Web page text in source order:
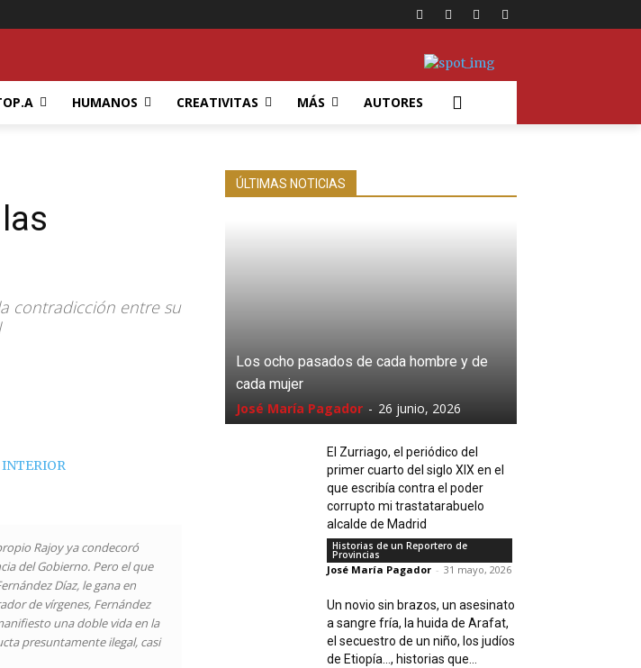
HUMANOS CREATIVITAS MÁS AUTORES
contradicción entre su
Rajoy ya condecoró
del Gobierno. Pero el que
Díaz, le gana en
de vírgenes, Fernández
una doble vida en la
presuntamente ilegal, casi
ÚLTIMAS NOTICIAS
Los ocho pasados de cada hombre y de
cada mujer
José María Pagador - 26 junio, 2026
El Zurriago, el periódico del
primer cuarto del siglo XIX en el
que escribía contra el poder
corrupto mi trastatarabuelo
alcalde de Madrid
Historias de un Reportero de
Provincias
José María Pagador - 31 mayo, 2026
Un novio sin brazos, un asesinato
a sangre fría, la huida de Arafat,
el secuestro de un niño, los judíos
de Etiopía…, historias que...